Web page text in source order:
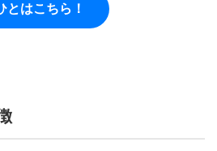
とはこちら！